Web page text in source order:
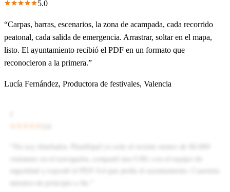
5.0
“Carpas, barras, escenarios, la zona de acampada, cada recorrido
peatonal, cada salida de emergencia. Arrastrar, soltar en el mapa,
listo. El ayuntamiento recibió el PDF en un formato que
reconocieron a la primera.”
Lucía Fernández, Productora de festivales, Valencia